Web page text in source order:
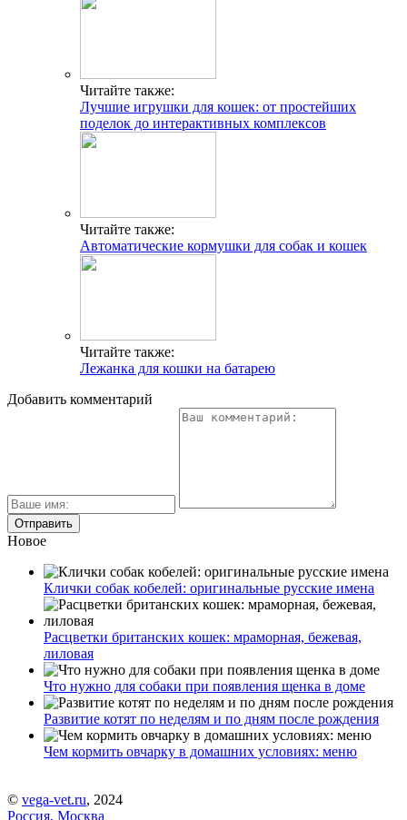
Читайте также:
Лучшие игрушки для кошек: от простейших
поделок до интерактивных комплексов
Читайте также:
Автоматические кормушки для собак и кошек
Читайте также:
Лежанка для кошки на батарею
Добавить комментарий
Новое
Клички собак кобелей: оригинальные русские имена
Расцветки британских кошек: мраморная, бежевая,
лиловая
Что нужно для собаки при появления щенка в доме
Развитие котят по неделям и по дням после рождения
Чем кормить овчарку в домашних условиях: меню
© vega-vet.ru, 2024
Россия, Москва